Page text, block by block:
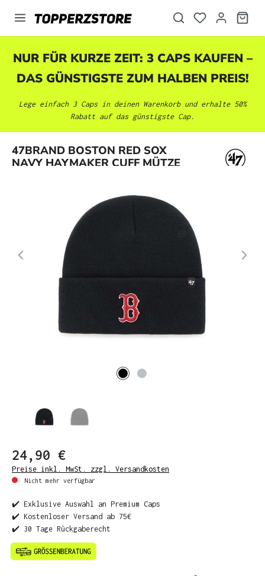
springen
NUR FÜR KURZE ZEIT: 3 CAPS KAUFEN –
DAS GÜNSTIGSTE ZUM HALBEN PREIS!
Lege einfach 3 Caps in deinen Warenkorb und erhalte 50%
Rabatt auf das günstigste Cap.
47BRAND BOSTON RED SOX
NAVY HAYMAKER CUFF MÜTZE
Bildergalerie überspringen
24,90 €
Preise inkl. MwSt. zzgl. Versandkosten
Nicht mehr verfügbar
✔️ Exklusive Auswahl an Premium Caps
✔️ Kostenloser Versand ab 75€
✔️ 30 Tage Rückgaberecht